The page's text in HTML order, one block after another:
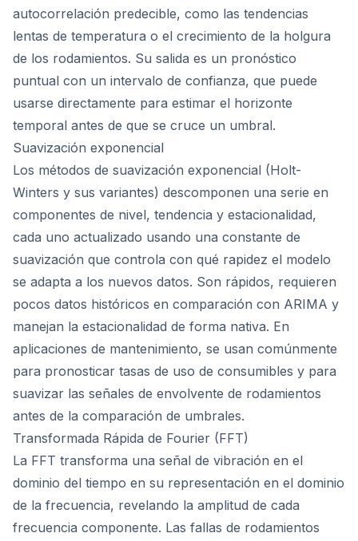
autocorrelación predecible, como las tendencias
lentas de temperatura o el crecimiento de la holgura
de los rodamientos. Su salida es un pronóstico
puntual con un intervalo de confianza, que puede
usarse directamente para estimar el horizonte
temporal antes de que se cruce un umbral.
Suavización exponencial
Los métodos de suavización exponencial (Holt-
Winters y sus variantes) descomponen una serie en
componentes de nivel, tendencia y estacionalidad,
cada uno actualizado usando una constante de
suavización que controla con qué rapidez el modelo
se adapta a los nuevos datos. Son rápidos, requieren
pocos datos históricos en comparación con ARIMA y
manejan la estacionalidad de forma nativa. En
aplicaciones de mantenimiento, se usan comúnmente
para pronosticar tasas de uso de consumibles y para
suavizar las señales de envolvente de rodamientos
antes de la comparación de umbrales.
Transformada Rápida de Fourier (FFT)
La FFT transforma una señal de vibración en el
dominio del tiempo en su representación en el dominio
de la frecuencia, revelando la amplitud de cada
frecuencia componente. Las fallas de rodamientos